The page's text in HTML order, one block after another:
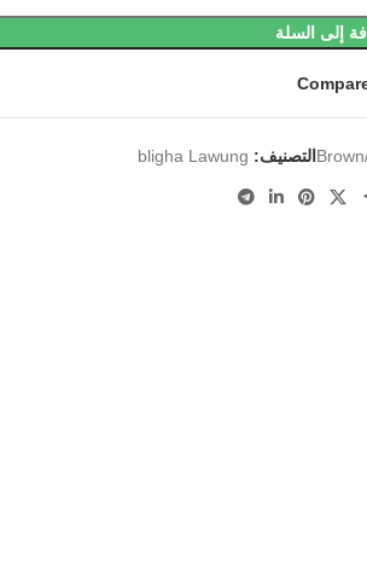
إلى السلة
التصنيف: bligha Lawung